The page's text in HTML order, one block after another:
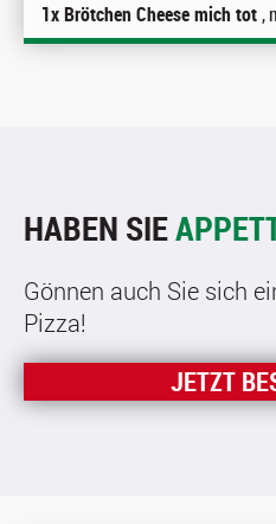
1x Brötchen Cheese mich tot,
HABEN SIE
Gönnen auch Sie sich
Pizza!
JETZT